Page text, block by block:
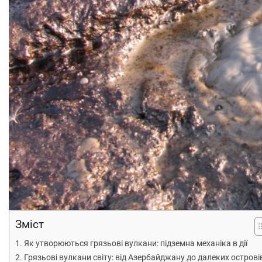
Зміст
Як утворюються грязьові вулкани: підземна механіка в дії
Грязьові вулкани світу: від Азербайджану до далеких